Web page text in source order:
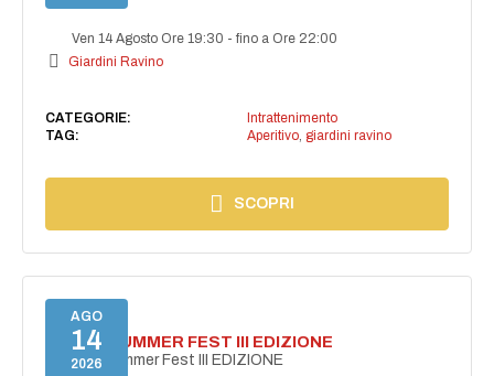
Ven 14 Agosto Ore 19:30 -fino a Ore 22:00
Giardini Ravino
CATEGORIE:
Intrattenimento
TAG:
Aperitivo, giardini ravino
SCOPRI
AGO
14
2026
PANZA SUMMER FEST III EDIZIONE
PANZA Summer Fest III EDIZIONE